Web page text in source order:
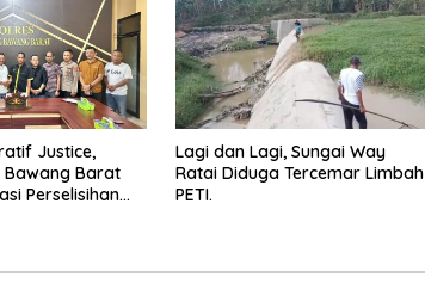
Justice,
Bawang Barat
Perselisihan
Lagi dan Lagi, Sungai Way
Ratai Diduga Tercemar Limbah
PETI.